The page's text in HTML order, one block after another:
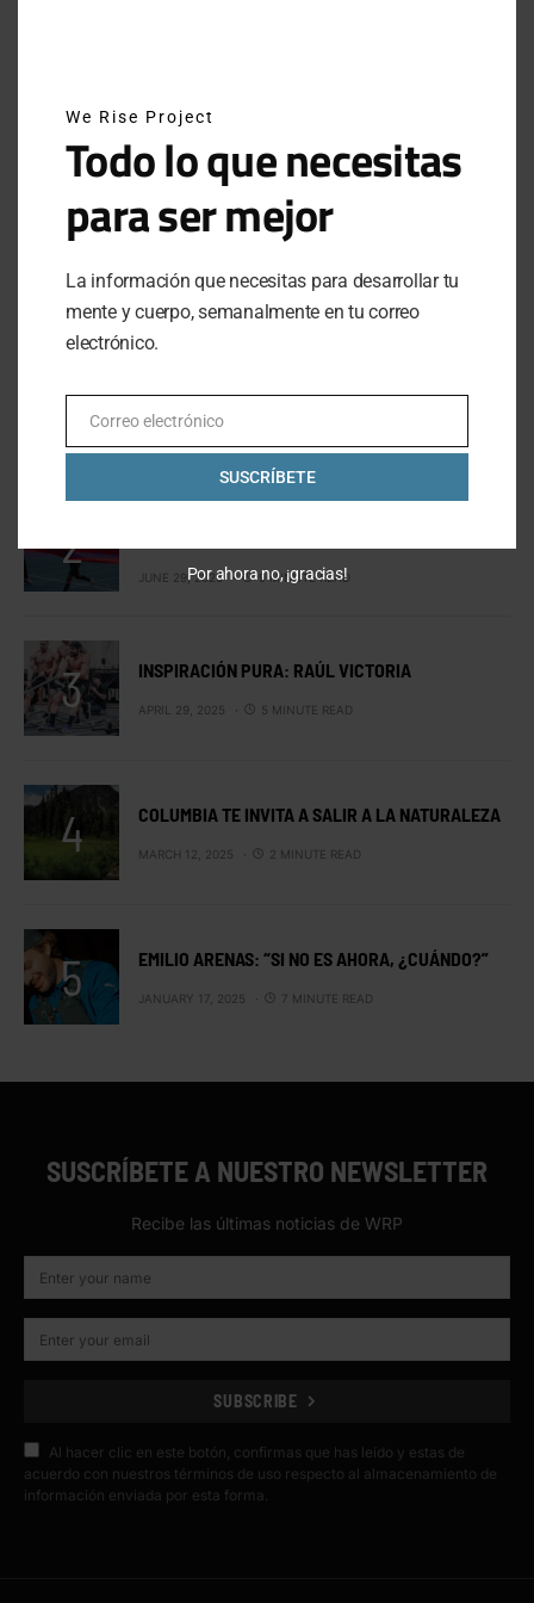
estas de acuerdo con nuestros términos de uso respecto al
almacenamiento de información enviada por esta forma.
LO MÁS VISTO
MUNDIAL DE HYROX 2026
JUNE 29, 2025 9 MINUTE READ
INSPIRACIÓN PURA: RAÚL VICTORIA
APRIL 29, 2025 5 MINUTE READ
COLUMBIA TE INVITA A SALIR A LA NATURALEZA
MARCH 12, 2025 2 MINUTE READ
EMILIO ARENAS: “SI NO ES AHORA, ¿CUÁNDO?”
JANUARY 17, 2025 7 MINUTE READ
SUSCRÍBETE A NUESTRO NEWSLETTER
Recibe las últimas noticias de WRP
SUBSCRIBE
Al hacer clic en este botón, confirmas que has leído y estas de
acuerdo con nuestros términos de uso respecto al almacenamiento de
información enviada por esta forma.
We Rise Project
Todo lo que necesitas
para ser mejor
La información que necesitas para desarrollar tu
mente y cuerpo, semanalmente en tu correo
electrónico.
EmailCorreo electrónico
SUSCRÍBETE
Por ahora no, ¡gracias!